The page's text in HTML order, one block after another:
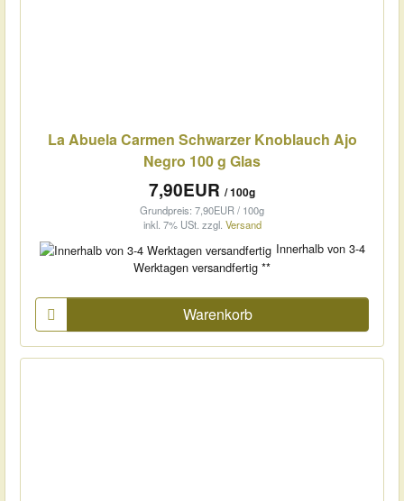
La Abuela Carmen Schwarzer Knoblauch Ajo
Negro 100 g Glas
7,90EUR / 100g
Grundpreis: 7,90EUR / 100g
inkl. 7% USt. zzgl. Versand
Innerhalb von 3-4
Werktagen versandfertig **
Warenkorb